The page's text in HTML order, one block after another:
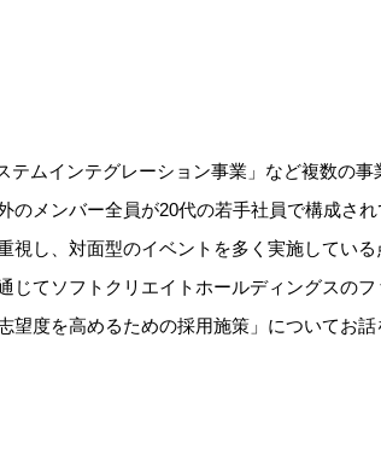
テムインテグレーション事業」など複数の事
のメンバー全員が20代の若手社員で構成さ
視し、対面型のイベントを多く実施してい
じてソフトクリエイトホールディングスの
望度を高めるための採用施策」についてお